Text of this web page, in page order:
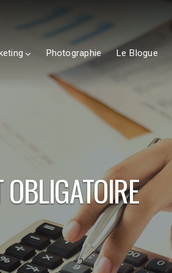
Photographie Le Blogue
OBLIGATOIRE